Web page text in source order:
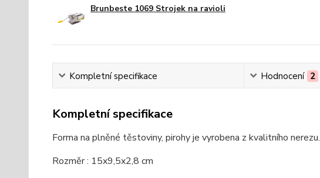
Brunbeste 1069 Strojek na ravioli
Kompletní specifikace Hodnocení 2
Kompletní specifikace
Forma na plněné těstoviny, pirohy je vyrobena z kvalitního nerezu.
Rozměr : 15x9,5x2,8 cm